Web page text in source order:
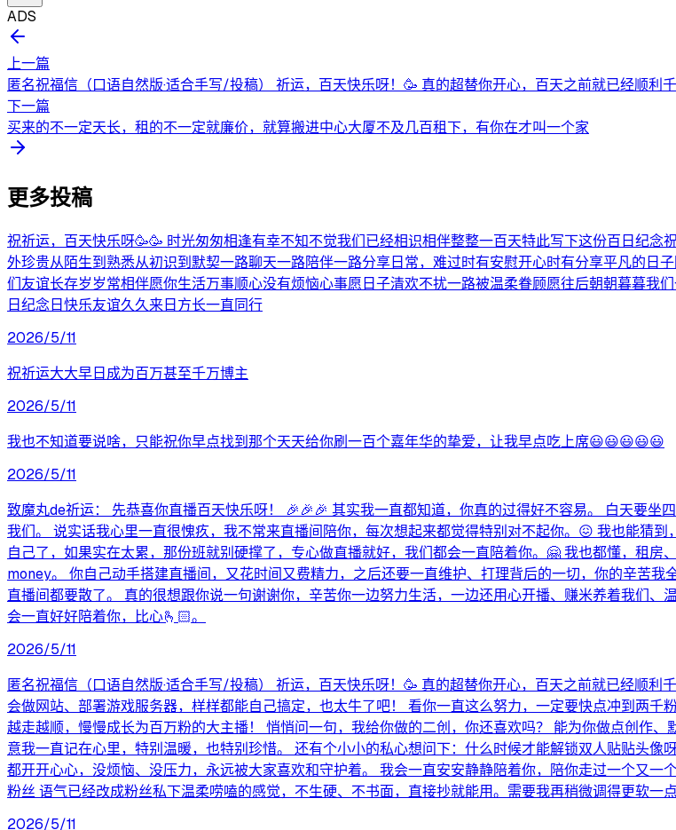
ADS
上一篇
匿名祝福信（口语自然版·适合手写/投稿） 祈运，百天快乐呀！🥳 真的超替你开心，百天之前就已经顺利
下一篇
买来的不一定天长，租的不一定就廉价，就算搬进中心大厦不及几百租下，有你在才叫一个家
更多投稿
祝祈运，百天快乐呀🥳🥳 时光匆匆相逢有幸不知不觉我们已经相识相伴整整一百天特此写下这份百日纪
外珍贵从陌生到熟悉从初识到默契一路聊天一路陪伴一路分享日常，难过时有安慰开心时有分享平凡的日
们友谊长存岁岁常相伴愿你生活万事顺心没有烦恼心事愿日子清欢不扰一路被温柔眷顾愿往后朝朝暮暮我
日纪念日快乐友谊久久来日方长一直同行
2026/5/11
祝祈运大大早日成为百万甚至千万博主
2026/5/11
我也不知道要说啥，只能祝你早点找到那个天天给你刷一百个嘉年华的挚爱，让我早点吃上席😃😃😃😃😃
2026/5/11
致魔丸de祈运： 先恭喜你直播百天快乐呀！ 🎉🎉🎉 其实我一直都知道，你真的过得好不容易。 白天要
我们。 说实话我心里一直很愧疚，我不常来直播间陪你，每次想起来都觉得特别对不起你。😖 我也能猜
自己了，如果实在太累，那份班就别硬撑了，专心做直播就好，我们都会一直陪着你。🤗 我也都懂，租
money。 你自己动手搭建直播间，又花时间又费精力，之后还要一直维护、打理背后的一切，你的辛苦
直播间都要散了。 真的很想跟你说一句谢谢你，辛苦你一边努力生活，一边还用心开播、赚米养着我们
会一直好好陪着你，比心🫰🏻。
2026/5/11
匿名祝福信（口语自然版·适合手写/投稿） 祈运，百天快乐呀！🥳 真的超替你开心，百天之前就已经顺
会做网站、部署游戏服务器，样样都能自己搞定，也太牛了吧！ 看你一直这么努力，一定要快点冲到两
越走越顺，慢慢成长为百万粉的大主播！ 悄悄问一句，我给你做的二创，你还喜欢吗？ 能为你做点创作
意我一直记在心里，特别温暖，也特别珍惜。 还有个小小的私心想问下：什么时候才能解锁双人贴贴头
都开开心心，没烦恼、没压力，永远被大家喜欢和守护着。 我会一直安安静静陪着你，陪你走过一个又
粉丝 语气已经改成粉丝私下温柔唠嗑的感觉，不生硬、不书面，直接抄就能用。需要我再稍微调得更软一
2026/5/11